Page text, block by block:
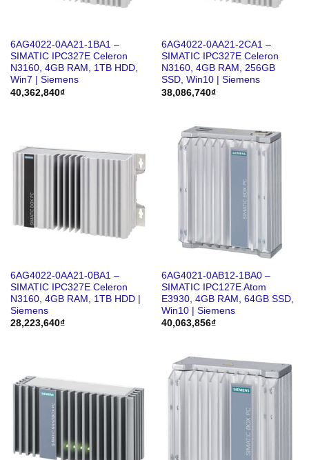
6AG4022-0AA21-1BA1 –
SIMATIC IPC327E Celeron
N3160, 4GB RAM, 1TB HDD,
Win7 | Siemens
40,362,840₫
6AG4022-0AA21-2CA1 –
SIMATIC IPC327E Celeron
N3160, 4GB RAM, 256GB
SSD, Win10 | Siemens
38,086,740₫
6AG4022-0AA21-0BA1 –
SIMATIC IPC327E Celeron
N3160, 4GB RAM, 1TB HDD |
Siemens
28,223,640₫
6AG4021-0AB12-1BA0 –
SIMATIC IPC127E Atom
E3930, 4GB RAM, 64GB SSD,
Win10 | Siemens
40,063,856₫